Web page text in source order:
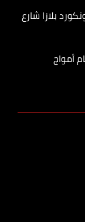
كونكورد بلازا شارع
أمواج